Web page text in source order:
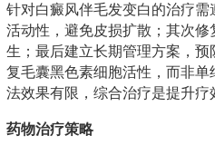
针对白癜风伴毛发变白的治疗需
活动性，避免皮损扩散；其次
生；最后建立长期管理方案，
复毛囊黑色素细胞活性，而非
法效果有限，综合治疗是提升疗
药物治疗策略